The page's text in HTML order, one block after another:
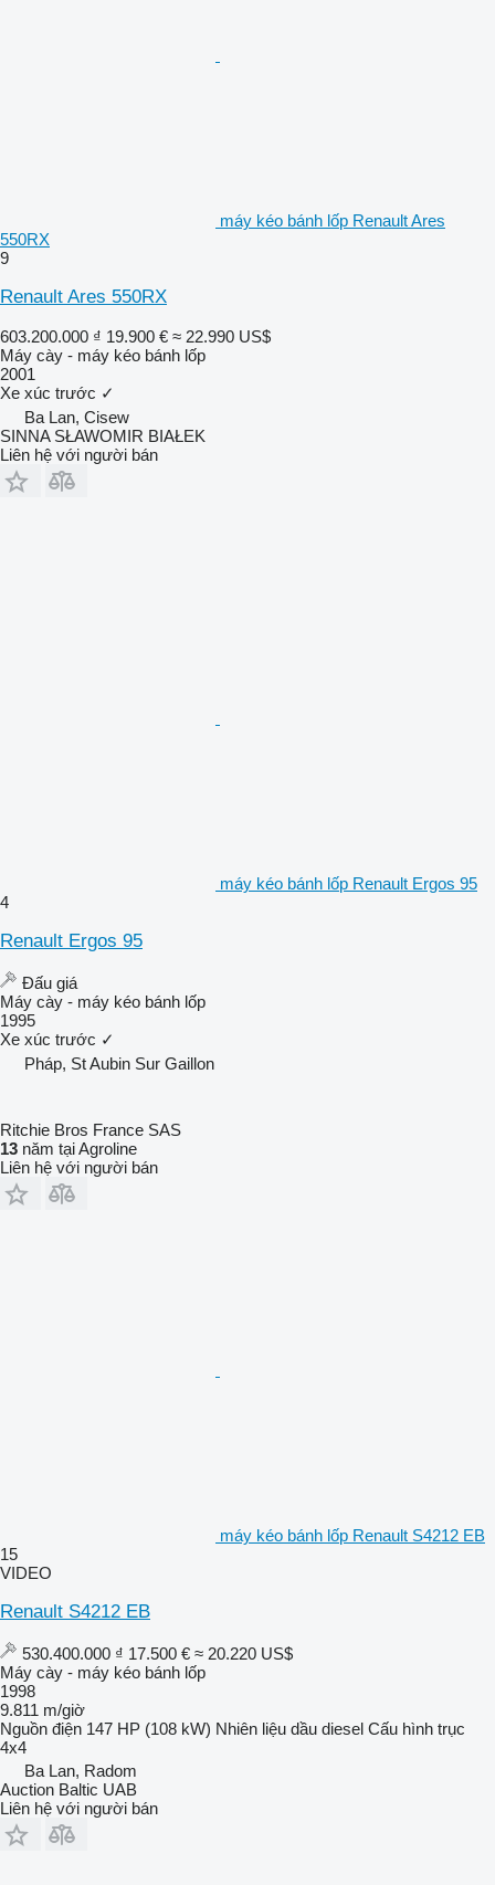
máy kéo bánh lốp Renault Ares
550RX
9
Renault Ares 550RX
603.200.000 ₫ 19.900 € ≈ 22.990 US$
Máy cày - máy kéo bánh lốp
2001
Xe xúc trước ✓
Ba Lan, Cisew
SINNA SŁAWOMIR BIAŁEK
Liên hệ với người bán
máy kéo bánh lốp Renault Ergos 95
4
Renault Ergos 95
Đấu giá
Máy cày - máy kéo bánh lốp
1995
Xe xúc trước ✓
Pháp, St Aubin Sur Gaillon
Ritchie Bros France SAS
13 năm tại Agroline
Liên hệ với người bán
máy kéo bánh lốp Renault S4212 EB
15
VIDEO
Renault S4212 EB
530.400.000 ₫ 17.500 € ≈ 20.220 US$
Máy cày - máy kéo bánh lốp
1998
9.811 m/giờ
Nguồn điện 147 HP (108 kW) Nhiên liệu dầu diesel Cấu hình trục
4x4
Ba Lan, Radom
Auction Baltic UAB
Liên hệ với người bán